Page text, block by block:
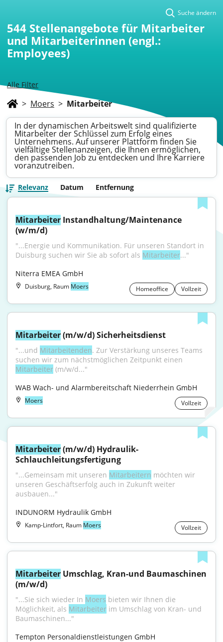
Alle Filter
Suche ändern
544 Stellenangebote für Mitarbeiter
und Mitarbeiterinnen (engl.:
Employees)
> Moers > Mitarbeiter
In der dynamischen Arbeitswelt sind qualifizierte
Mitarbeiter der Schlüssel zum Erfolg eines
Unternehmens. Auf unserer Plattform finden Sie
vielfältige Stellenanzeigen, die Ihnen ermöglichen,
den passenden Job zu entdecken und Ihre Karriere
voranzutreiben.
Relevanz Datum Entfernung
Mitarbeiter Instandhaltung/Maintenance
(w/m/d)
"...Energie und Kommunikation. Für unseren Standort in
Duisburg suchen wir Sie ab sofort als Mitarbeiter..."
Niterra EMEA GmbH
Duisburg, Raum Moers Homeoffice Vollzeit
Mitarbeiter (m/w/d) Sicherheitsdienst
"...und Mitarbeitenden. Zur Verstärkung unseres Teams
Mitarbeiter (m/w/d..."
WAB Wach- und Alarmbereitschaft Niederrhein GmbH
Moers Vollzeit
Mitarbeiter (m/w/d) Hydraulik-
Schlauchleitungsfertigung
"...Gemeinsam mit unseren Mitarbeitern möchten wir
unseren Geschäftserfolg auch in Zukunft weiter
ausbauen..."
INDUNORM Hydraulik GmbH
Kamp-Lintfort, Raum Moers Vollzeit
Mitarbeiter Umschlag, Kran-und Baumaschinen
(m/w/d)
"...Sie sich wieder In Moers bieten wir Ihnen die
Möglichkeit, als Mitarbeiter im Umschlag von Kran- und
Baumaschinen..."
Tempton Personaldienstleistungen GmbH